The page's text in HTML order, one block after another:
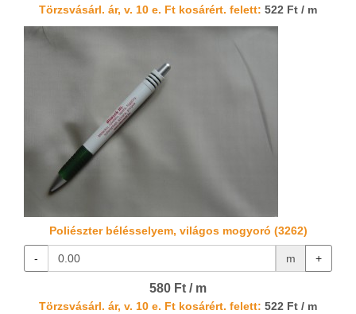
Törzsvásárl. ár, v. 10 e. Ft kosárért. felett: 522 Ft / m
Poliészter bélésselyem, világos mogyoró (3262)
- m +
580 Ft / m
Törzsvásárl. ár, v. 10 e. Ft kosárért. felett: 522 Ft / m